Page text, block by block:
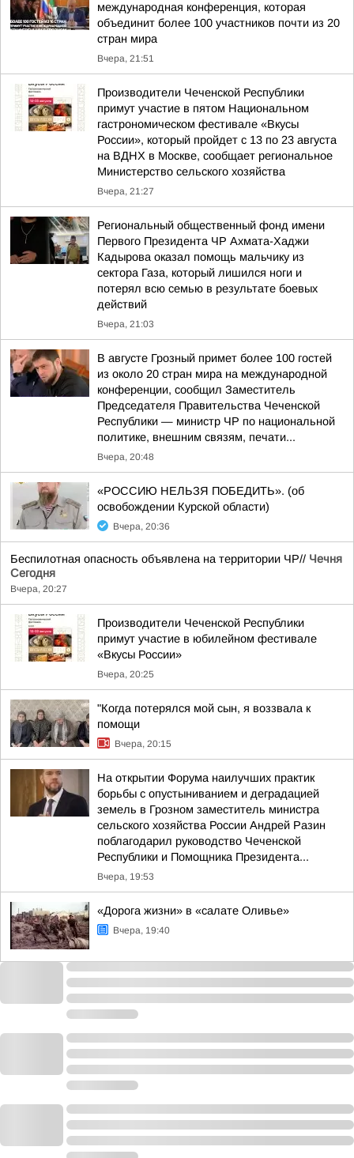
международная конференция, которая
объединит более 100 участников почти из 20
стран мира
Вчера, 21:51
Производители Чеченской Республики
примут участие в пятом Национальном
гастрономическом фестивале «Вкусы
России», который пройдет с 13 по 23 августа
на ВДНХ в Москве, сообщает региональное
Министерство сельского хозяйства
Вчера, 21:27
Региональный общественный фонд имени
Первого Президента ЧР Ахмата-Хаджи
Кадырова оказал помощь мальчику из
сектора Газа, который лишился ноги и
потерял всю семью в результате боевых
действий
Вчера, 21:03
В августе Грозный примет более 100 гостей
из около 20 стран мира на международной
конференции, сообщил Заместитель
Председателя Правительства Чеченской
Республики — министр ЧР по национальной
политике, внешним связям, печати...
Вчера, 20:48
«РОССИЮ НЕЛЬЗЯ ПОБЕДИТЬ». (об
освобождении Курской области)
Вчера, 20:36
Беспилотная опасность объявлена на территории ЧР// Чечня
Сегодня
Вчера, 20:27
Производители Чеченской Республики
примут участие в юбилейном фестивале
«Вкусы России»
Вчера, 20:25
"Когда потерялся мой сын, я воззвала к
помощи
Вчера, 20:15
На открытии Форума наилучших практик
борьбы с опустыниванием и деградацией
земель в Грозном заместитель министра
сельского хозяйства России Андрей Разин
поблагодарил руководство Чеченской
Республики и Помощника Президента...
Вчера, 19:53
«Дорога жизни» в «салате Оливье»
Вчера, 19:40